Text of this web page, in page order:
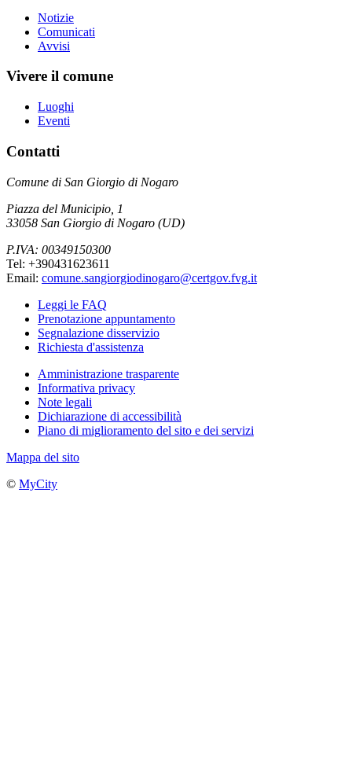
Notizie
Comunicati
Avvisi
Vivere il comune
Luoghi
Eventi
Contatti
Comune di San Giorgio di Nogaro
Piazza del Municipio, 1
33058 San Giorgio di Nogaro (UD)
P.IVA: 00349150300
Tel: +390431623611
Email: comune.sangiorgiodinogaro@certgov.fvg.it
Leggi le FAQ
Prenotazione appuntamento
Segnalazione disservizio
Richiesta d'assistenza
Amministrazione trasparente
Informativa privacy
Note legali
Dichiarazione di accessibilità
Piano di miglioramento del sito e dei servizi
Mappa del sito
© MyCity